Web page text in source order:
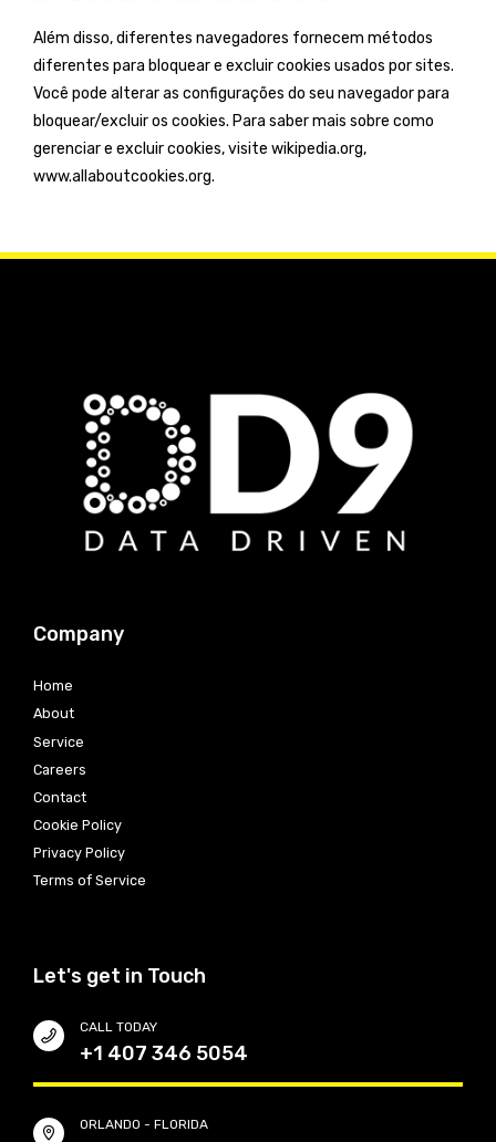
Além disso, diferentes navegadores fornecem métodos
diferentes para bloquear e excluir cookies usados ​​por sites.
Você pode alterar as configurações do seu navegador para
bloquear/excluir os cookies. Para saber mais sobre como
gerenciar e excluir cookies, visite wikipedia.org,
www.allaboutcookies.org.
Company
Home
About
Service
Careers
Contact
Cookie Policy
Privacy Policy
Terms of Service
Let's get in Touch
CALL TODAY
+1 407 346 5054
ORLANDO - FLORIDA